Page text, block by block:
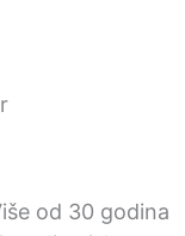
od 30 godina